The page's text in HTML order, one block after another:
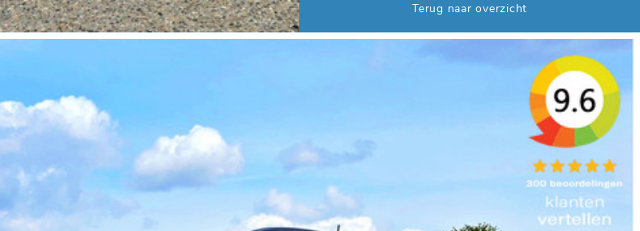
Terug naar overzicht